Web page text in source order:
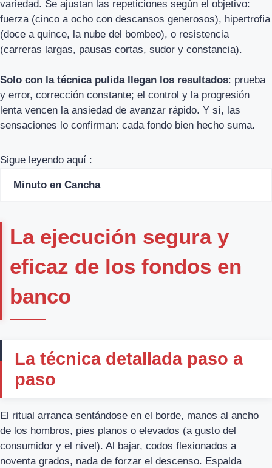
variedad. Se ajustan las repeticiones según el objetivo:
fuerza (cinco a ocho con descansos generosos), hipertrofia
(doce a quince, la nube del bombeo), o resistencia
(carreras largas, pausas cortas, sudor y constancia).
Solo con la técnica pulida llegan los resultados: prueba
y error, corrección constante; el control y la progresión
lenta vencen la ansiedad de avanzar rápido. Y sí, las
sensaciones lo confirman: cada fondo bien hecho suma.
Sigue leyendo aquí :
Minuto en Cancha
La ejecución segura y
eficaz de los fondos en
banco
La técnica detallada paso a
paso
El ritual arranca sentándose en el borde, manos al ancho
de los hombros, pies planos o elevados (a gusto del
consumidor y el nivel). Al bajar, codos flexionados a
noventa grados, nada de forzar el descenso. Espalda